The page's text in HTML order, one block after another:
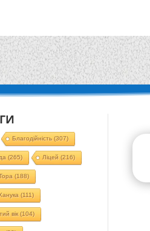
Благодійність (307)
(265) Ліцей (216)
(188)
(111)
вік(104)